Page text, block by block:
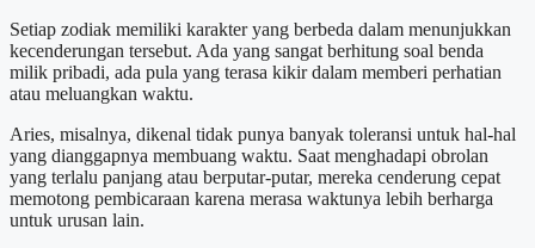
Setiap zodiak memiliki karakter yang berbeda dalam menunjukkan
kecenderungan tersebut. Ada yang sangat berhitung soal benda
milik pribadi, ada pula yang terasa kikir dalam memberi perhatian
atau meluangkan waktu.
Aries, misalnya, dikenal tidak punya banyak toleransi untuk hal-hal
yang dianggapnya membuang waktu. Saat menghadapi obrolan
yang terlalu panjang atau berputar-putar, mereka cenderung cepat
memotong pembicaraan karena merasa waktunya lebih berharga
untuk urusan lain.